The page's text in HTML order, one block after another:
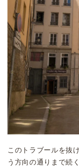
このトラブールを抜
う方向の通りまで続